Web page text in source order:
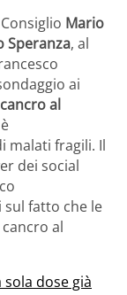
Mario
Speranza, al
ai
cancro al
malati fragili. Il
dei social
fatto che le
al
sola dose già